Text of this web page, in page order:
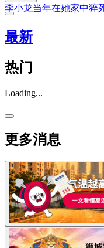
李小龙当年在她家中猝
最新
热门
Loading...
更多消息